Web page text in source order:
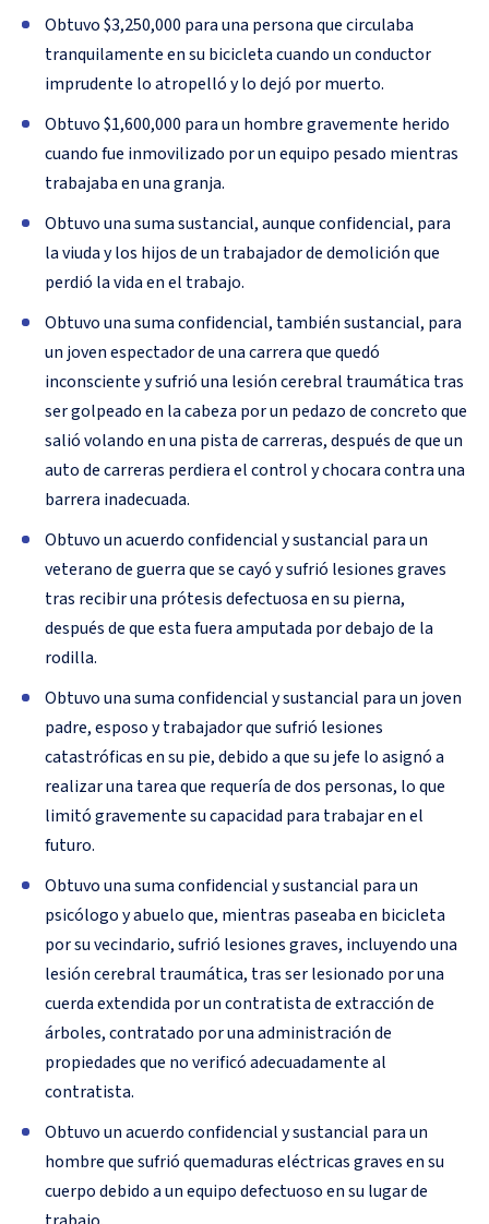
Obtuvo $3,250,000 para una persona que circulaba
tranquilamente en su bicicleta cuando un conductor
imprudente lo atropelló y lo dejó por muerto.
Obtuvo $1,600,000 para un hombre gravemente herido
cuando fue inmovilizado por un equipo pesado mientras
trabajaba en una granja.
Obtuvo una suma sustancial, aunque confidencial, para
la viuda y los hijos de un trabajador de demolición que
perdió la vida en el trabajo.
Obtuvo una suma confidencial, también sustancial, para
un joven espectador de una carrera que quedó
inconsciente y sufrió una lesión cerebral traumática tras
ser golpeado en la cabeza por un pedazo de concreto que
salió volando en una pista de carreras, después de que un
auto de carreras perdiera el control y chocara contra una
barrera inadecuada.
Obtuvo un acuerdo confidencial y sustancial para un
veterano de guerra que se cayó y sufrió lesiones graves
tras recibir una prótesis defectuosa en su pierna,
después de que esta fuera amputada por debajo de la
rodilla.
Obtuvo una suma confidencial y sustancial para un joven
padre, esposo y trabajador que sufrió lesiones
catastróficas en su pie, debido a que su jefe lo asignó a
realizar una tarea que requería de dos personas, lo que
limitó gravemente su capacidad para trabajar en el
futuro.
Obtuvo una suma confidencial y sustancial para un
psicólogo y abuelo que, mientras paseaba en bicicleta
por su vecindario, sufrió lesiones graves, incluyendo una
lesión cerebral traumática, tras ser lesionado por una
cuerda extendida por un contratista de extracción de
árboles, contratado por una administración de
propiedades que no verificó adecuadamente al
contratista.
Obtuvo un acuerdo confidencial y sustancial para un
hombre que sufrió quemaduras eléctricas graves en su
cuerpo debido a un equipo defectuoso en su lugar de